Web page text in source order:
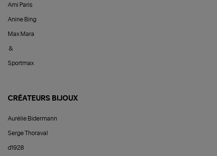
Ami Paris
Anine Bing
Max Mara
&
Sportmax
CRÉATEURS BIJOUX
Aurélie Bidermann
Serge Thoraval
d1928